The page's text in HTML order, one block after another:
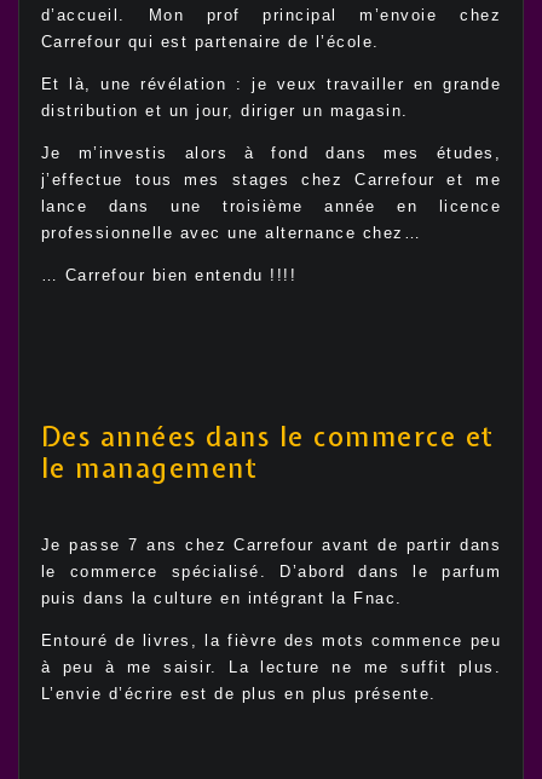
d’accueil. Mon prof principal m’envoie chez
Carrefour qui est partenaire de l’école.
Et là, une révélation : je veux travailler en grande
distribution et un jour, diriger un magasin.
Je m’investis alors à fond dans mes études,
j’effectue tous mes stages chez Carrefour et me
lance dans une troisième année en licence
professionnelle avec une alternance chez…
… Carrefour bien entendu !!!!
Des années dans le commerce et
le management
Je passe 7 ans chez Carrefour avant de partir dans
le commerce spécialisé. D’abord dans le parfum
puis dans la culture en intégrant la Fnac.
Entouré de livres, la fièvre des mots commence peu
à peu à me saisir. La lecture ne me suffit plus.
L’envie d’écrire est de plus en plus présente.